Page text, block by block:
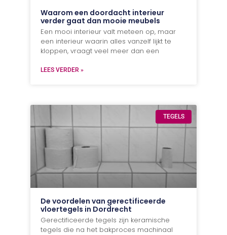
Waarom een doordacht interieur
verder gaat dan mooie meubels
Een mooi interieur valt meteen op, maar
een interieur waarin alles vanzelf lijkt te
kloppen, vraagt veel meer dan een
LEES VERDER »
TEGELS
De voordelen van gerectificeerde
vloertegels in Dordrecht
Gerectificeerde tegels zijn keramische
tegels die na het bakproces machinaal